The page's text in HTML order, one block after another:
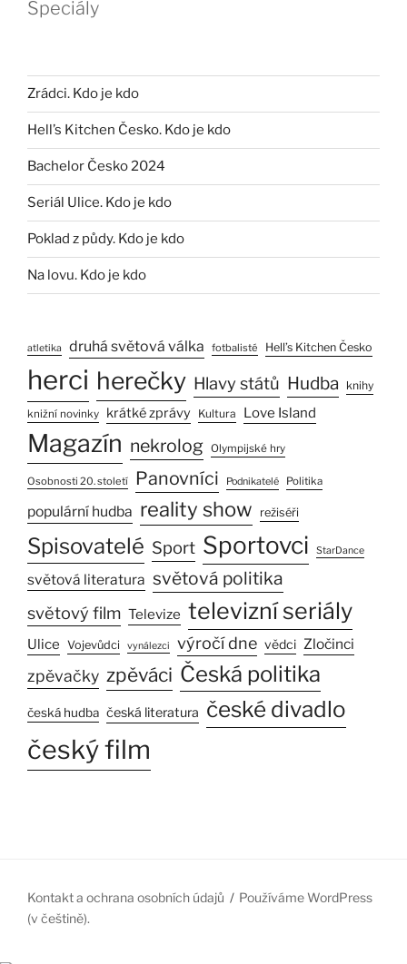
Speciály
Zrádci. Kdo je kdo
Hell’s Kitchen Česko. Kdo je kdo
Bachelor Česko 2024
Seriál Ulice. Kdo je kdo
Poklad z půdy. Kdo je kdo
Na lovu. Kdo je kdo
atletika druhá světová válka fotbalisté Hell’s Kitchen Česko
herci herečky Hlavy států Hudba knihy
knižní novinky krátké zprávy Kultura Love Island
Magazín nekrolog Olympijské hry
Osobnosti 20. století Panovníci Podnikatelé Politika
populární hudba reality show režiséři
Spisovatelé Sport Sportovci StarDance
světová literatura světová politika
světový film Televize televizní seriály
Ulice Vojevůdci vynálezci výročí dne vědci Zločinci
zpěvačky zpěváci Česká politika
česká hudba česká literatura české divadlo
český film
Kontakt a ochrana osobních údajů
Používáme WordPress
(v češtině).